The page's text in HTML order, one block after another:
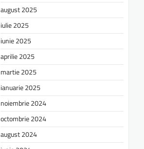
august 2025
iulie 2025
iunie 2025
aprilie 2025
martie 2025
ianuarie 2025
noiembrie 2024
octombrie 2024
august 2024